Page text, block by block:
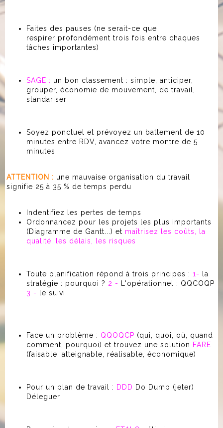
Faites des pauses (ne serait-ce que
respirer profondément trois fois entre chaques
tâches importantes)
SAGE : un bon classement : simple, anticiper,
grouper, économie de mouvement, de travail,
standariser
Soyez ponctuel et prévoyez un battement de 10
minutes entre RDV, avancez votre montre de 5
minutes
ATTENTION : une mauvaise organisation du travail
signifie 25 à 35 % de temps perdu
Indentifiez les pertes de temps
Ordonnancez pour les projets les plus importants
(Diagramme de Gantt...) et maîtrisez les coûts, la
qualité, les délais, les risques
Toute planification répond à trois principes : 1-
la
stratégie : pourquoi ? 2 -
L'opérationnel : QQCOQP
3 -
le suivi
Face un problème : QQOQCP (qui, quoi, où, quand
comment, pourquoi) et trouvez une solution FARE
(faisable, atteignable, réalisable, économique)
Pour un plan de travail : DDD Do Dump (jeter)
Déleguer